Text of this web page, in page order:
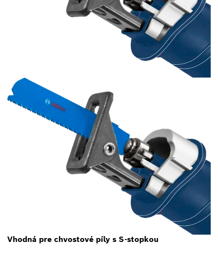
Vhodná pre chvostové píly s S-stopkou